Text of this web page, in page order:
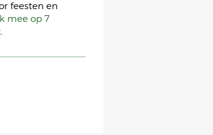
feesten en
mee op 7